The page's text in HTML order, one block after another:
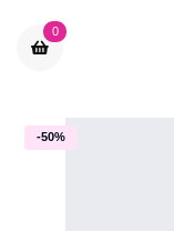
0
-50%